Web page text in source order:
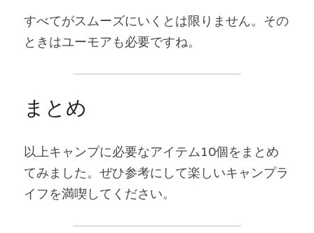
すべてがスムーズにいくとは限りません。その
ときはユーモアも必要ですね。
まとめ
以上キャンプに必要なアイテム10個をまとめ
てみました。ぜひ参考にして楽しいキャンプラ
イフを満喫してください。